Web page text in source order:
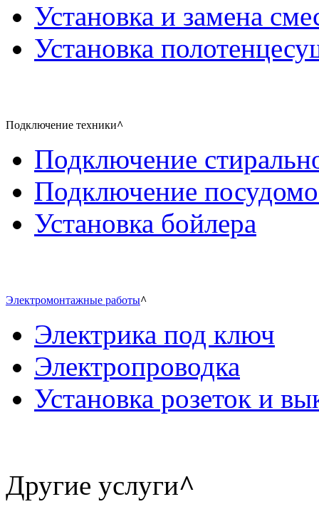
Установка и замена
Установка
Подключение техники^
Подключение
Подключение
Установка бойлера
Электромонтажные работы^
Электрика под ключ
Электропроводка
Установка розеток и
Другие услуги^